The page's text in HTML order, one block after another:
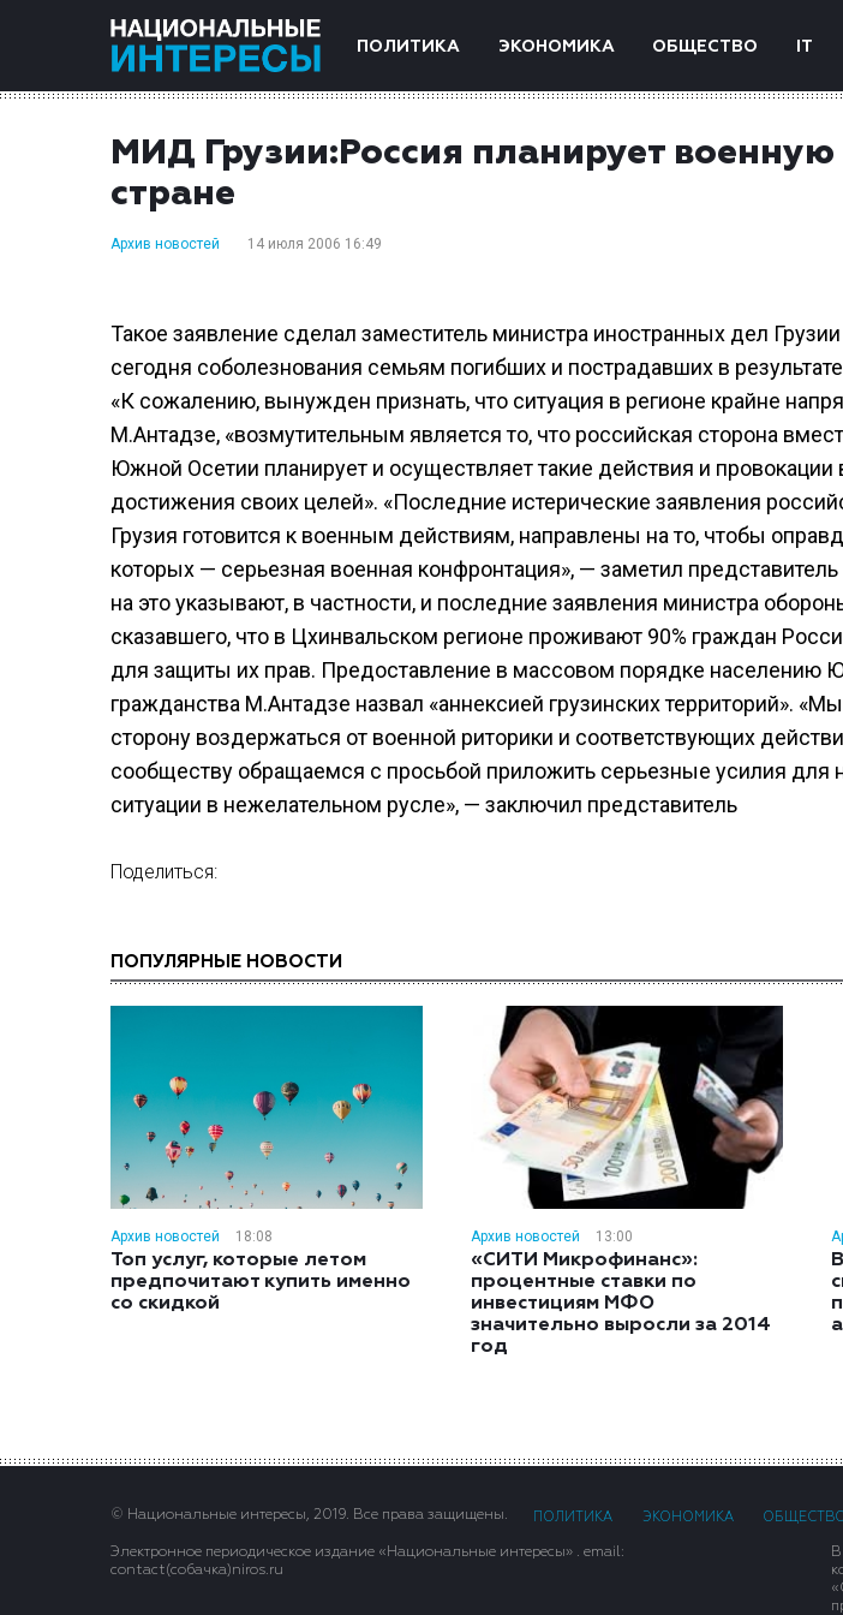
ПОЛИТИКА ЭКОНОМИКА ОБЩЕСТВО IT
МИД Грузии:Россия планирует
стране
Архив новостей 14 июля 2006 16:49
Такое заявление сделал заместитель министра иностранных дел
сегодня соболезнования семьям погибших и пострадавших в
«К сожалению, вынужден признать, что ситуация в регионе крайне
М.Антадзе, «возмутительным является то, что российская сторона
Южной Осетии планирует и осуществляет такие действия и
достижения своих целей». «Последние истерические заявления
Грузия готовится к военным действиям, направлены на то, чтобы
которых — серьезная военная конфронтация», — заметил
на это указывают, в частности, и последние заявления министра
сказавшего, что в Цхинвальском регионе проживают 90% граждан
для защиты их прав. Предоставление в массовом порядке населению
гражданства М.Антадзе назвал «аннексией грузинских территорий».
сторону воздержаться от военной риторики и соответствующих
сообществу обращаемся с просьбой приложить серьезные усилия для
ситуации в нежелательном русле», — заключил представитель
Поделиться:
ПОПУЛЯРНЫЕ НОВОСТИ
Архив новостей 18:08
Топ услуг, которые летом
предпочитают купить именно
со скидкой
Архив новостей 13:00
«СИТИ Микрофинанс»:
процентные ставки по
инвестициям МФО
значительно выросли за 2014
год
© Национальные интересы, 2019. Все права защищены. ПОЛИТИКА ЭКОНОМИКА
Электронное периодическое издание «Национальные интересы» . email:
contact(сoбaчка)niros.ru